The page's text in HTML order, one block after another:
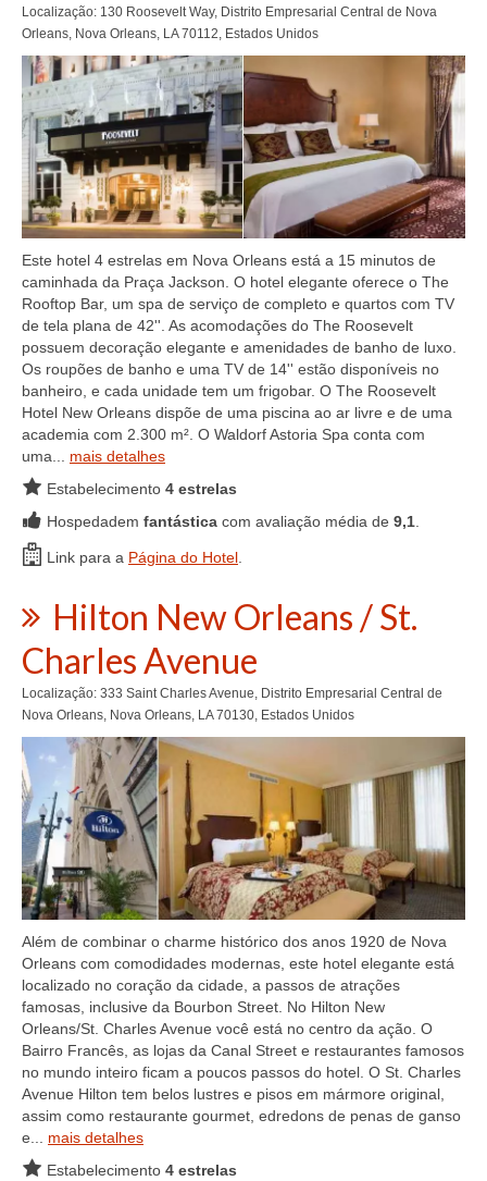
Localização: 130 Roosevelt Way, Distrito Empresarial Central de Nova
Orleans, Nova Orleans, LA 70112, Estados Unidos
Este hotel 4 estrelas em Nova Orleans está a 15 minutos de
caminhada da Praça Jackson. O hotel elegante oferece o The
Rooftop Bar, um spa de serviço de completo e quartos com TV
de tela plana de 42''. As acomodações do The Roosevelt
possuem decoração elegante e amenidades de banho de luxo.
Os roupões de banho e uma TV de 14'' estão disponíveis no
banheiro, e cada unidade tem um frigobar. O The Roosevelt
Hotel New Orleans dispõe de uma piscina ao ar livre e de uma
academia com 2.300 m². O Waldorf Astoria Spa conta com
uma... mais detalhes
Estabelecimento 4 estrelas
Hospedadem fantástica com avaliação média de 9,1
Link para a Página do Hotel
Hilton New Orleans / St.
Charles Avenue
Localização: 333 Saint Charles Avenue, Distrito Empresarial Central de
Nova Orleans, Nova Orleans, LA 70130, Estados Unidos
Além de combinar o charme histórico dos anos 1920 de Nova
Orleans com comodidades modernas, este hotel elegante está
localizado no coração da cidade, a passos de atrações
famosas, inclusive da Bourbon Street. No Hilton New
Orleans/St. Charles Avenue você está no centro da ação. O
Bairro Francês, as lojas da Canal Street e restaurantes famosos
no mundo inteiro ficam a poucos passos do hotel. O St. Charles
Avenue Hilton tem belos lustres e pisos em mármore original,
assim como restaurante gourmet, edredons de penas de ganso
e... mais detalhes
Estabelecimento 4 estrelas